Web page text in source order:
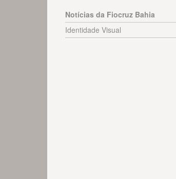
Notícias da Fiocruz Bahia
Identidade Visual